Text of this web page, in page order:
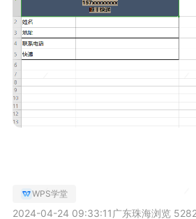
WPS学堂
2024-04-24 09:33:11广东珠海浏览